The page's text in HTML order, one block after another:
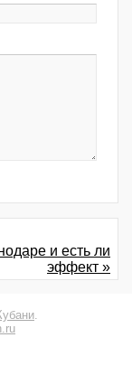
и есть ли
эффект »